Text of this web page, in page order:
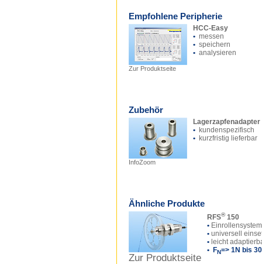
Empfohlene Peripherie
Zur Produktseite
HCC-Easy
• messen
• speichern
• analysieren
Zubehör
InfoZoom
Lagerzapfenadapter
• kundenspezifisch
• kurzfristig lieferbar
Ähnliche Produkte
Zur Produktseite
RFS®150
• Einrollensystem
• universell
• leicht
• FN=> 1N bis